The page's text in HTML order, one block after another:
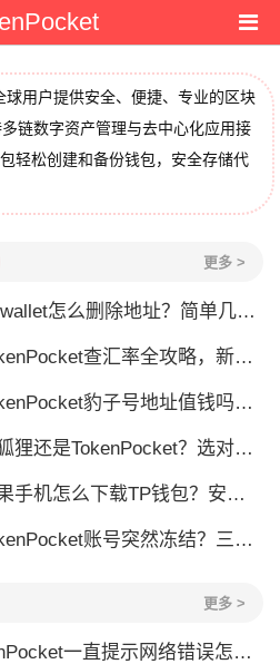
球用户提供安全、便捷、专业的区块
链数字资产管理与去中心化应用接
轻松创建和备份钱包，安全存储代
更多 >
怎么删除地址？简单几步教你移除多余钱包
查汇率全攻略，新手一看就会
豹子号地址值钱吗？新手看完这篇就懂了
狸还是TokenPocket？选对钱包很重要
手机怎么下载TP钱包？安装教程来了
账号突然冻结？三步教你快速解冻
更多 >
一直提示网络错误怎么办？这几个方法帮你快速解决